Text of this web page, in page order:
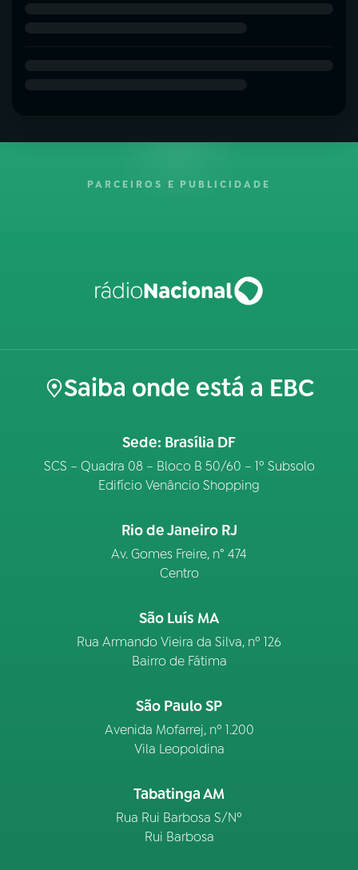
PARCEIROS E PUBLICIDADE
Saiba onde está a EBC
Sede: Brasília DF
SCS – Quadra 08 – Bloco B 50/60 – 1º Subsolo
Edifício Venâncio Shopping
Rio de Janeiro RJ
Av. Gomes Freire, n° 474
Centro
São Luís MA
Rua Armando Vieira da Silva, nº 126
Bairro de Fátima
São Paulo SP
Avenida Mofarrej, nº 1.200
Vila Leopoldina
Tabatinga AM
Rua Rui Barbosa S/Nº
Rui Barbosa